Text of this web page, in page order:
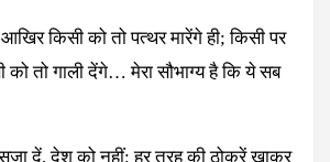
आखिर किसी को तो पत्थर मारेंगे ही; किसी पर
तो गाली देंगे… मेरा सौभाग्य है कि ये सब
दें, देश को नहीं; हर तरह की ठोकरें खाकर